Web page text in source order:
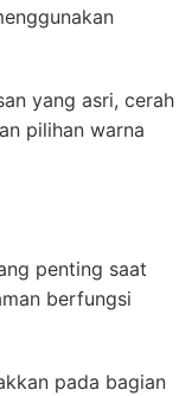
yang asri, cerah
pilihan warna
penting saat
berfungsi
pada bagian